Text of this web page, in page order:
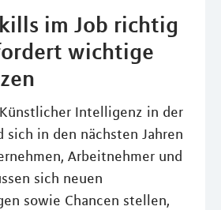
im Job richtig
wichtige
Intelligenz in der
in den nächsten Jahren
Arbeitnehmer und
sich neuen
sowie Chancen stellen,